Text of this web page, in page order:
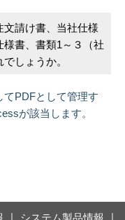
請け書、当社仕様
書、書類1～３（社
しょうか。
PDFとして管理す
が該当します。
システム製品情報